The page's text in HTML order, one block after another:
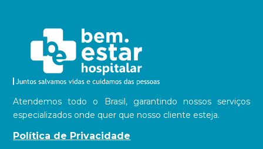
Atendemos todo o Brasil, garantindo nossos serviços
especializados onde quer que nosso cliente esteja.
Política de Privacidade